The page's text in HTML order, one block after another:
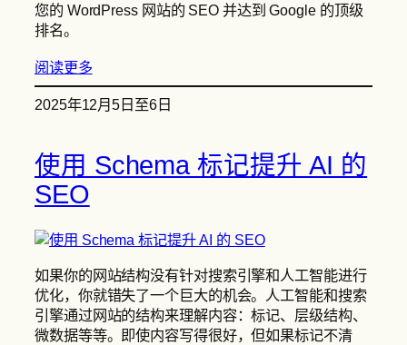
您的 WordPress 网站的 SEO 并达到 Google 的顶级
排名。
阅读更多
2025年12月5日至6日
使用 Schema 标记提升 AI 的
SEO
如果你的网站结构没有针对搜索引擎和人工智能进行
优化，你就错失了一个巨大的机会。人工智能和搜索
引擎通过网站的结构来理解内容：标记、层级结构、
微数据等等。即使内容写得很好，但如果标记不清